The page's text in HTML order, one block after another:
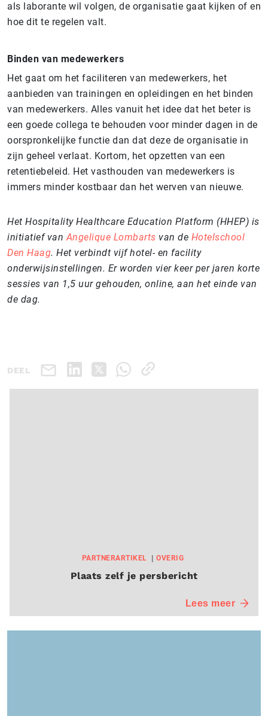
als laborante wil volgen, de organisatie gaat kijken of en
hoe dit te regelen valt.
Binden van medewerkers
Het gaat om het faciliteren van medewerkers, het
aanbieden van trainingen en opleidingen en het binden
van medewerkers. Alles vanuit het idee dat het beter is
een goede collega te behouden voor minder dagen in de
oorspronkelijke functie dan dat deze de organisatie in
zijn geheel verlaat. Kortom, het opzetten van een
retentiebeleid. Het vasthouden van medewerkers is
immers minder kostbaar dan het werven van nieuwe.
Het Hospitality Healthcare Education Platform (HHEP) is
initiatief van Angelique Lombarts van de Hotelschool
Den Haag. Het verbindt vijf hotel- en facility
onderwijsinstellingen. Er worden vier keer per jaren korte
sessies van 1,5 uur gehouden, online, aan het einde van
de dag.
DEEL
PARTNERARTIKEL OVERIG
Plaats zelf je persbericht
Lees meer